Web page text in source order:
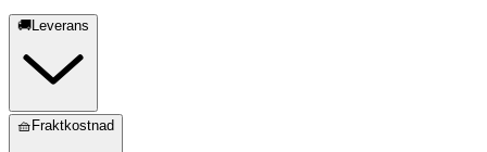
🚚Leverans
🧺Fraktkostnad